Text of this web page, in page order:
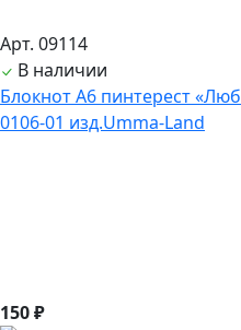
Арт. 09114
В наличии
Блокнот А6 пинтерест
0106-01 изд.Umma-Land
150 ₽